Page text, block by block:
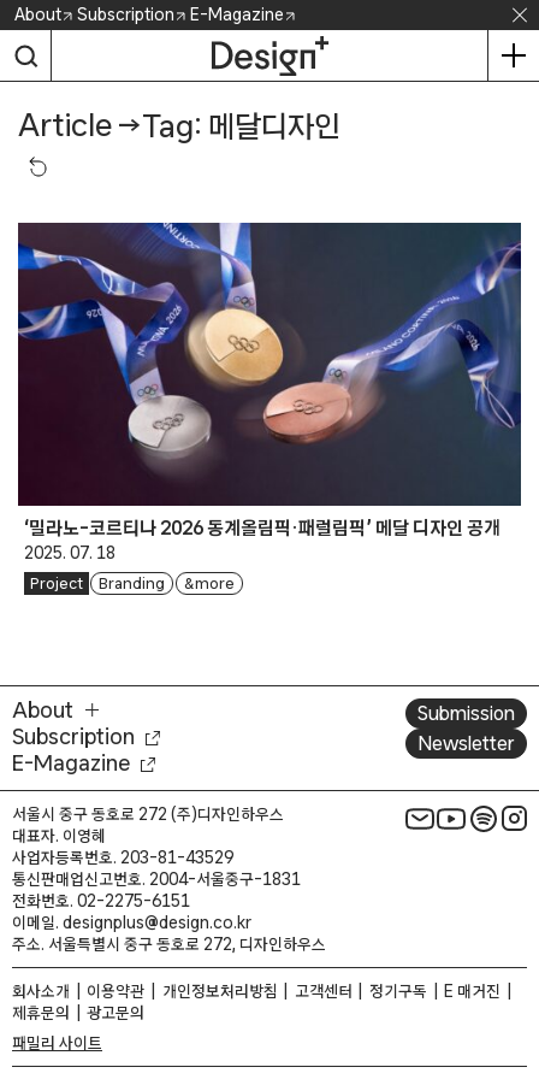
Skip
content
About Subscription E-Magazine
Article →Tag: 메달디자인
‘밀라노-코르티나 2026 동계올림픽·패럴림픽’ 메달 디자인 공개
2025. 07. 18
Project Branding & more
About
Subscription
E-Magazine
Submission
Newsletter
서울시 중구 동호로 272 (주)디자인하우스
대표자. 이영혜
사업자등록번호. 203-81-43529
통신판매업신고번호. 2004-서울중구-1831
전화번호. 02-2275-6151
이메일. designplus@design.co.kr
주소. 서울특별시 중구 동호로 272, 디자인하우스
회사소개 이용약관 개인정보처리방침 고객센터 정기구독
E 매거진
제휴문의
광고문의
패밀리 사이트